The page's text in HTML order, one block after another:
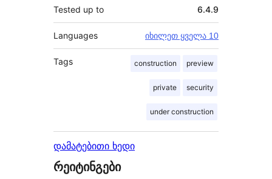
Tested up to 6.4.9
Languages იხილეთ ყველა 10
Tags construction preview
private security
under construction
დამატებითი ხედი
რეიტინგები